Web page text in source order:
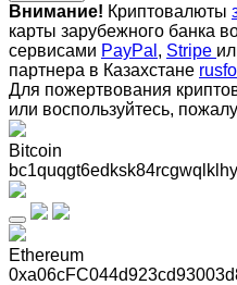
Внимание! Криптовалюты
карты зарубежного банка
сервисами PayPal , Stripe
партнера в Казахстане
Для пожертвования
или воспользуйтесь,
Bitcoin
Ethereum